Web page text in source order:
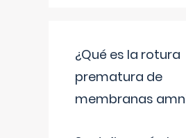
¿Qué es la rotura
prematura de
membranas